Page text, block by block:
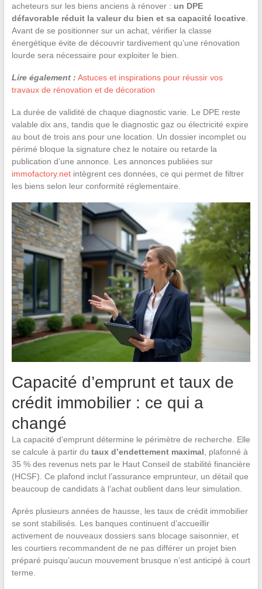
acheteurs sur les biens anciens à rénover : un DPE
défavorable réduit la valeur du bien et sa capacité locative.
Avant de se positionner sur un achat, vérifier la classe
énergétique évite de découvrir tardivement qu’une rénovation
lourde sera nécessaire pour exploiter le bien.
Lire également : Astuces et inspirations pour réussir vos
travaux de rénovation et de décoration
La durée de validité de chaque diagnostic varie. Le DPE reste
valable dix ans, tandis que le diagnostic gaz ou électricité expire
au bout de trois ans pour une location. Un dossier incomplet ou
périmé bloque la signature chez le notaire ou retarde la
publication d’une annonce. Les annonces publiées sur
immofactory.netintègrent ces données, ce qui permet de filtrer
les biens selon leur conformité réglementaire.
Capacité d’emprunt et taux de
crédit immobilier : ce qui a
changé
La capacité d’emprunt détermine le périmètre de recherche. Elle
se calcule à partir du taux d’endettement maximal, plafonné à
35 % des revenus nets par le Haut Conseil de stabilité financière
(HCSF). Ce plafond inclut l’assurance emprunteur, un détail que
beaucoup de candidats à l’achat oublient dans leur simulation.
Après plusieurs années de hausse, les taux de crédit immobilier
se sont stabilisés. Les banques continuent d’accueillir
activement de nouveaux dossiers sans blocage saisonnier, et
les courtiers recommandent de ne pas différer un projet bien
préparé puisqu’aucun mouvement brusque n’est anticipé à court
terme.